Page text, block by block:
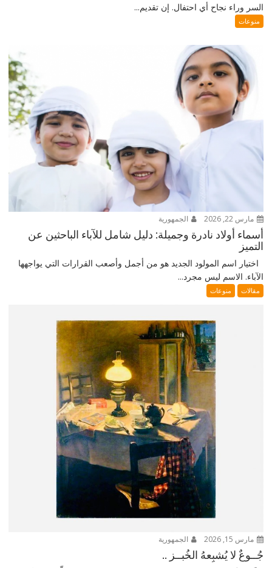
السر وراء نجاح أي احتفال. إن تقديم...
منوعات
مارس 22, 2026 الجمهورية
أسماء أولاد نادرة وجميلة: دليل شامل للآباء الباحثين عن
التميز
اختيار اسم المولود الجديد هو من أجمل وأصعب القرارات التي يواجهها
الآباء. الاسم ليس مجرد...
مقالات منوعات
مارس 15, 2026 الجمهورية
جُــوعٌ لا يُشبِعهُ الخُبــز ..